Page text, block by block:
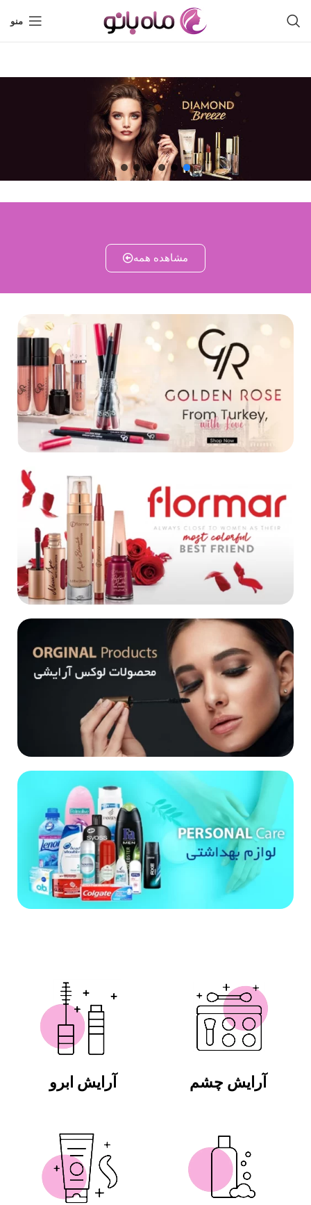
منو
مشاهده همه
آرایش چشم آرایش ابرو